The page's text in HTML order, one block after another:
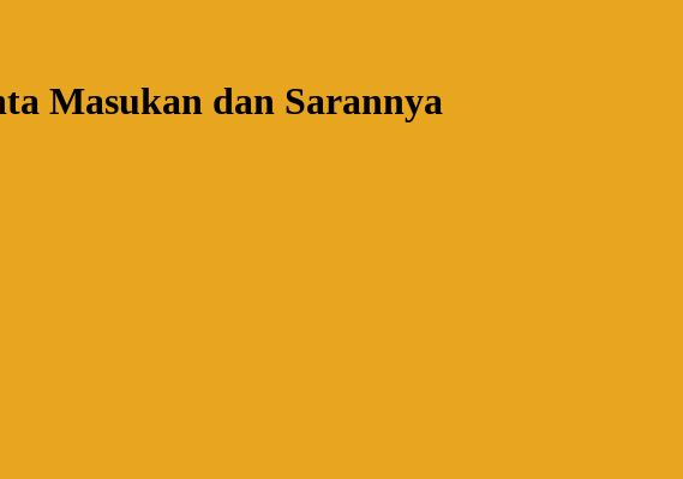
Masukan dan Sarannya